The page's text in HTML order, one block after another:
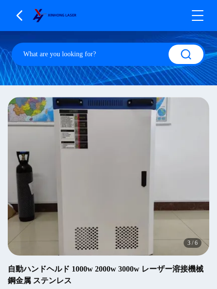
3 /6
自動ハンドヘルド 1000w 2000w 3000w レーザー溶接機械
鋼金属 ステンレス